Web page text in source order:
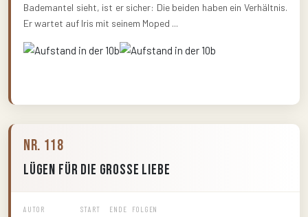
Bademantel sieht, ist er sicher: Die beiden haben ein Verhältnis.
Er wartet auf Iris mit seinem Moped ...
Nr. 118
Lügen für die grosse Liebe
AUTOR START ENDE FOLGEN